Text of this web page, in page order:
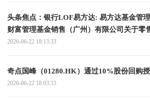
头条焦点：银行LOF易方达: 易方达基金管
财富管理基金销售（广州）有限公司关于零
排的联合提示性公告
2026-06-22 18:13:33
奇点国峰（01280.HK）通过10%股份回购
2026-06-22 18:03:33